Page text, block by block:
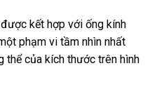
kết hợp với ống kính
phạm vi tầm nhìn nhất
thể của kích thước trên hình